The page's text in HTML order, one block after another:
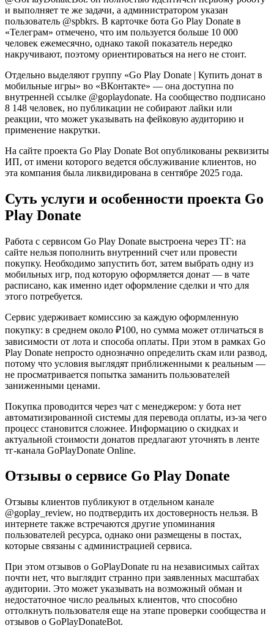
и выполняет те же задачи, а администратором указан
пользователь @spbkrs. В карточке бота Go Play Donate в
«Телеграм» отмечено, что им пользуется больше 10 000
человек ежемесячно, однако такой показатель нередко
накручивают, поэтому ориентироваться на него не стоит.
Отдельно выделяют группу «Go Play Donate | Купить донат в
мобильные игры» во «ВКонтакте» — она доступна по
внутренней ссылке @goplaydonate. На сообщество подписано
8 148 человек, но публикации не собирают лайки или
реакции, что может указывать на фейковую аудиторию и
применение накрутки.
На сайте проекта Go Play Donate Bot опубликованы реквизиты
ИП, от имени которого ведется обслуживание клиентов, но
эта компания была ликвидирована в сентябре 2025 года.
Суть услуги и особенности проекта Go
Play Donate
Работа с сервисом Go Play Donate выстроена через ТГ: на
сайте нельзя пополнить внутренний счет или провести
покупку. Необходимо запустить бот, затем выбрать одну из
мобильных игр, под которую оформляется донат — в чате
расписано, как именно идет оформление сделки и что для
этого потребуется.
Сервис удерживает комиссию за каждую оформленную
покупку: в среднем около ₽100, но сумма может отличаться в
зависимости от лота и способа оплаты. При этом в рамках Go
Play Donate непросто однозначно определить скам или развод,
потому что условия выглядят приближенными к реальным —
не просматривается попытка заманить пользователей
заниженными ценами.
Покупка проводится через чат с менеджером: у бота нет
автоматизированной системы для перевода оплаты, из-за чего
процесс становится сложнее. Информацию о скидках и
актуальной стоимости донатов предлагают уточнять в ленте
тг-канала GoPlayDonate Online.
Отзывы о сервисе Go Play Donate
Отзывы клиентов публикуют в отдельном канале
@goplay_review, но подтвердить их достоверность нельзя. В
интернете также встречаются другие упоминания
пользователей ресурса, однако они размещены в постах,
которые связаны с администрацией сервиса.
При этом отзывов о GoPlayDonate ru на независимых сайтах
почти нет, что выглядит странно при заявленных масштабах
аудитории. Это может указывать на возможный обман и
недостаточное число реальных клиентов, что способно
оттолкнуть пользователя еще на этапе проверки сообщества и
отзывов о GoPlayDonateBot.